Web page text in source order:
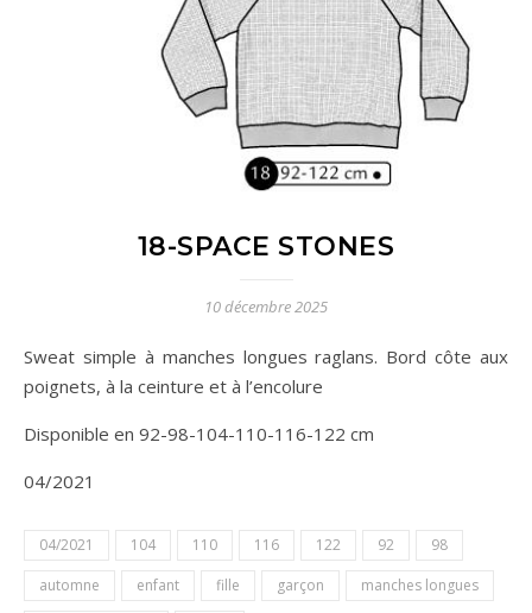
18-SPACE STONES
10 décembre 2025
Sweat simple à manches longues raglans. Bord côte aux
poignets, à la ceinture et à l’encolure
Disponible en 92-98-104-110-116-122 cm
04/2021
04/2021 104 110 116 122 92
98
automne
enfant fille garçon
manches longues